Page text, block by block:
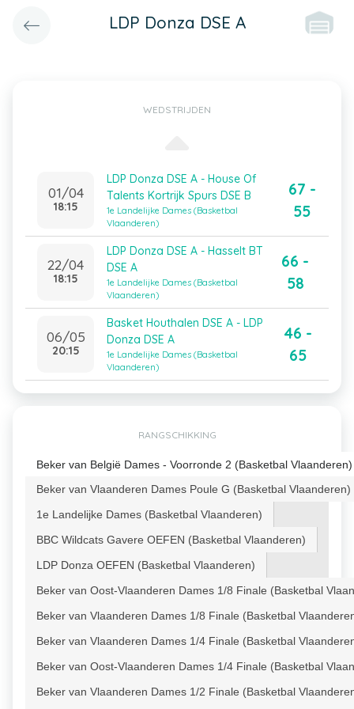
LDP Donza DSE A
WEDSTRIJDEN
01/04
18:15
LDP Donza DSE A - House Of
Talents Kortrijk Spurs DSE B
1e Landelijke Dames (Basketbal
Vlaanderen)
67 -
55
22/04
18:15
LDP Donza DSE A - Hasselt BT
DSE A
1e Landelijke Dames (Basketbal
Vlaanderen)
66 -
58
06/05
20:15
Basket Houthalen DSE A - LDP
Donza DSE A
1e Landelijke Dames (Basketbal
Vlaanderen)
46 -
65
RANGSCHIKKING
Beker van België Dames - Voorronde 2 (Basketbal Vlaanderen)
Beker van Vlaanderen Dames Poule G (Basketbal Vlaanderen)
1e Landelijke Dames (Basketbal Vlaanderen)
BBC Wildcats Gavere OEFEN (Basketbal Vlaanderen)
LDP Donza OEFEN (Basketbal Vlaanderen)
Beker van Oost-Vlaanderen Dames 1/8 Finale (Basketbal
Beker van Vlaanderen Dames 1/8 Finale (Basketbal
Beker van Vlaanderen Dames 1/4 Finale (Basketbal
Beker van Oost-Vlaanderen Dames 1/4 Finale (Basketbal
Beker van Vlaanderen Dames 1/2 Finale (Basketbal